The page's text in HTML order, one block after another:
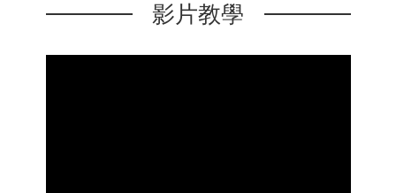
影片教學